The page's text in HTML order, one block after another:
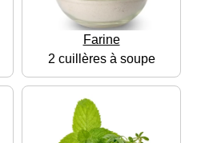
Farine
2 cuillères à soupe